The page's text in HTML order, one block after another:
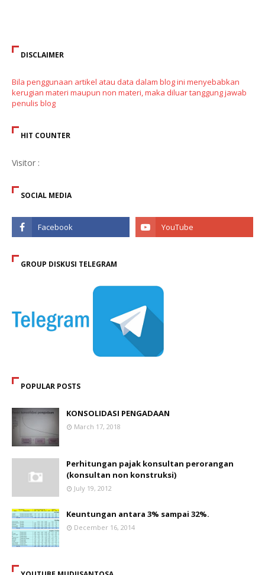
DISCLAIMER
Bila penggunaan artikel atau data dalam blog ini menyebabkan
kerugian materi maupun non materi, maka diluar tanggung jawab
penulis blog
HIT COUNTER
Visitor :
SOCIAL MEDIA
GROUP DISKUSI TELEGRAM
POPULAR POSTS
KONSOLIDASI PENGADAAN
March 17, 2018
Perhitungan pajak konsultan perorangan
(konsultan non konstruksi)
July 19, 2012
Keuntungan antara 3% sampai 32%.
December 16, 2014